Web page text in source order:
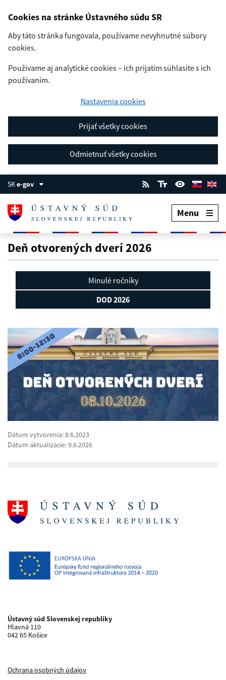
Cookies na stránke Ústavného súdu SR
Aby táto stránka fungovala, používame nevyhnutné súbory
cookies.
Používame aj analytické cookies – ich prijatím súhlasíte s ich
používaním.
Nastavenia cookies
Prijať všetky cookies
Odmietnuť všetky cookies
SKe-gov
Menu
DOD 2026
Deň otvorených dverí 2026
Dátum vytvorenia: 8.6.2023
Dátum aktualizácie: 9.6.2026
Minulé ročníky
DOD 2026
Ústavný súd Slovenskej republiky
Hlavná 110
042 65 Košice
Ochrana osobných údajov